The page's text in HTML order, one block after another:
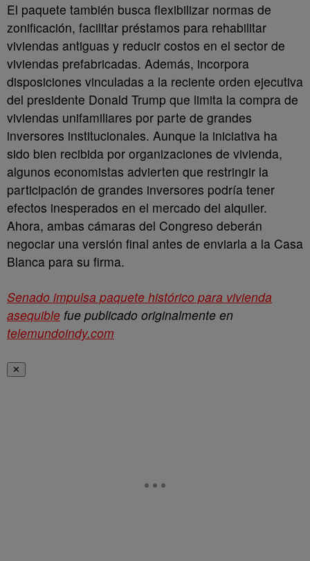
El paquete también busca flexibilizar normas de
zonificación, facilitar préstamos para rehabilitar
viviendas antiguas y reducir costos en el sector de
viviendas prefabricadas. Además, incorpora
disposiciones vinculadas a la reciente orden ejecutiva
del presidente Donald Trump que limita la compra de
viviendas unifamiliares por parte de grandes
inversores institucionales. Aunque la iniciativa ha
sido bien recibida por organizaciones de vivienda,
algunos economistas advierten que restringir la
participación de grandes inversores podría tener
efectos inesperados en el mercado del alquiler.
Ahora, ambas cámaras del Congreso deberán
negociar una versión final antes de enviarla a la Casa
Blanca para su firma.
Senado impulsa paquete histórico para vivienda
asequible fue publicado originalmente en
telemundoindy.com
✕